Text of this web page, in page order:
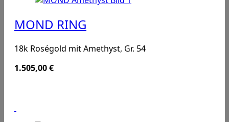
MOND RING
18k Roségold mit Amethyst, Gr. 54
1.505,00€